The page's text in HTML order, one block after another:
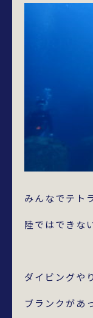
みんなでテト
陸ではできな
ダイビングや
ブランクがあ